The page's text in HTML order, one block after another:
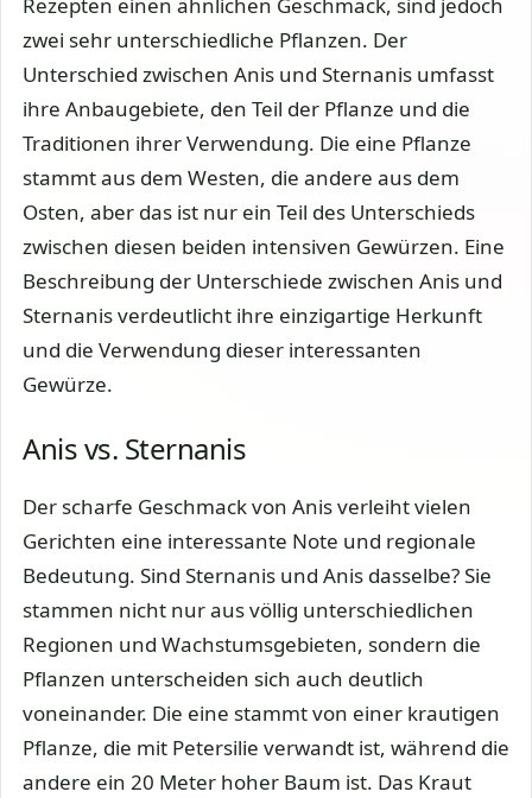
Rezepten einen ähnlichen Geschmack, sind jedoch
zwei sehr unterschiedliche Pflanzen. Der
Unterschied zwischen Anis und Sternanis umfasst
ihre Anbaugebiete, den Teil der Pflanze und die
Traditionen ihrer Verwendung. Die eine Pflanze
stammt aus dem Westen, die andere aus dem
Osten, aber das ist nur ein Teil des Unterschieds
zwischen diesen beiden intensiven Gewürzen. Eine
Beschreibung der Unterschiede zwischen Anis und
Sternanis verdeutlicht ihre einzigartige Herkunft
und die Verwendung dieser interessanten
Gewürze.
Anis vs. Sternanis
Der scharfe Geschmack von Anis verleiht vielen
Gerichten eine interessante Note und regionale
Bedeutung. Sind Sternanis und Anis dasselbe? Sie
stammen nicht nur aus völlig unterschiedlichen
Regionen und Wachstumsgebieten, sondern die
Pflanzen unterscheiden sich auch deutlich
voneinander. Die eine stammt von einer krautigen
Pflanze, die mit Petersilie verwandt ist, während die
andere ein 20 Meter hoher Baum ist. Das Kraut